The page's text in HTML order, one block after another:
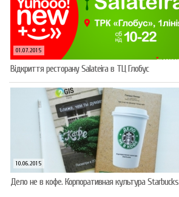
01.07.2015
Відкриття ресторану Salateirа в ТЦ Глобус
10.06.2015
Дело не в кофе. Корпоративная культура Starbucks